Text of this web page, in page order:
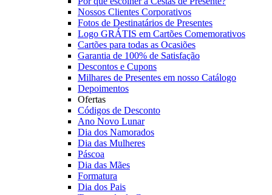
Nossos Clientes Corporativos
Fotos de Destinatários de Presentes
Logo GRÁTIS em Cartões Comemorativos
Cartões para todas as Ocasiões
Garantia de 100% de Satisfação
Descontos e Cupons
Milhares de Presentes em nosso Catálogo
Depoimentos
Ofertas
Códigos de Desconto
Ano Novo Lunar
Dia dos Namorados
Dia das Mulheres
Páscoa
Dia das Mães
Formatura
Dia dos Pais